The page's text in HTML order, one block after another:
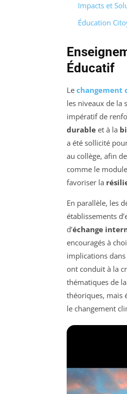
Impacts et
Éducation
Éducatif
Le changement
les niveaux de la
impératif de
durable et à la
a été sollicité
au collège, afin
comme le
favoriser la
En parallèle, les
établissements
d’échange
encouragés à
implications
ont conduit à la
thématiques de
théoriques, mais
le changement